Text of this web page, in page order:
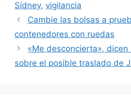
Sídney, vigilancia
Cambie las bolsas a
contenedores con ruedas
«Me desconcierta», dicen
sobre el posible traslado de